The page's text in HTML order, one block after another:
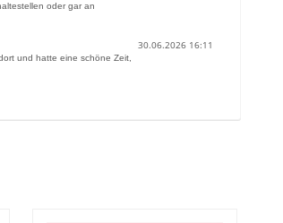
oder gar an
30.06.2026 16:11
und hatte eine schöne Zeit,